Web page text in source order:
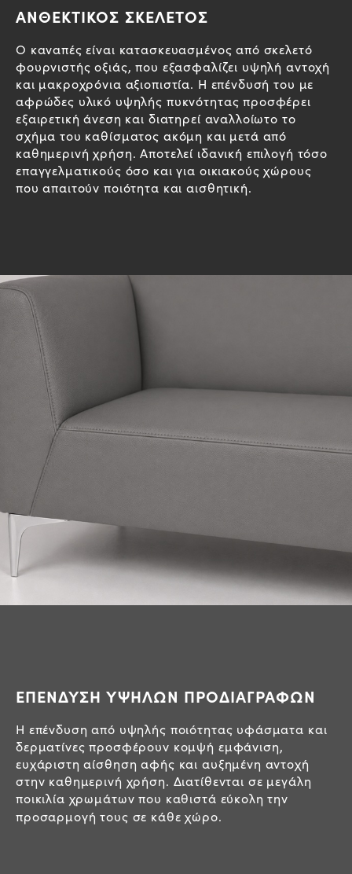
ΑΝΘΕΚΤΙΚΟΣ ΣΚΕΛΕΤΟΣ
Ο καναπές είναι κατασκευασμένος από σκελετό
φουρνιστής οξιάς, που εξασφαλίζει υψηλή αντοχή
και μακροχρόνια αξιοπιστία. Η επένδυσή του με
αφρώδες υλικό υψηλής πυκνότητας προσφέρει
εξαιρετική άνεση και διατηρεί αναλλοίωτο το
σχήμα του καθίσματος ακόμη και μετά από
καθημερινή χρήση. Αποτελεί ιδανική επιλογή τόσο
επαγγελματικούς όσο και για οικιακούς χώρους
που απαιτούν ποιότητα και αισθητική.
ΕΠΕΝΔΥΣΗ ΥΨΗΛΩΝ ΠΡΟΔΙΑΓΡΑΦΩΝ
Η επένδυση από υψηλής ποιότητας υφάσματα και
δερματίνες προσφέρουν κομψή εμφάνιση,
ευχάριστη αίσθηση αφής και αυξημένη αντοχή
στην καθημερινή χρήση. Διατίθενται σε μεγάλη
ποικιλία χρωμάτων που καθιστά εύκολη την
προσαρμογή τους σε κάθε χώρο.